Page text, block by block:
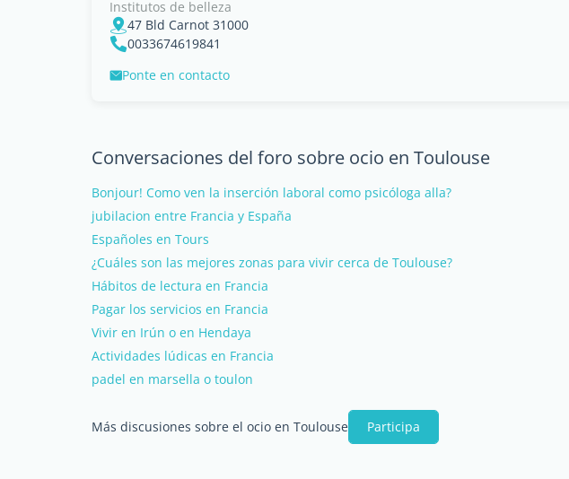
Institutos de belleza
47 Bld Carnot 31000
0033674619841
Ponte en contacto
Conversaciones del foro sobre ocio en Toulouse
Bonjour! Como ven la inserción laboral como psicóloga alla?
jubilacion entre Francia y España
Españoles en Tours
¿Cuáles son las mejores zonas para vivir cerca de Toulouse?
Hábitos de lectura en Francia
Pagar los servicios en Francia
Vivir en Irún o en Hendaya
Actividades lúdicas en Francia
padel en marsella o toulon
Más discusiones sobre el ocio en Toulouse Participa